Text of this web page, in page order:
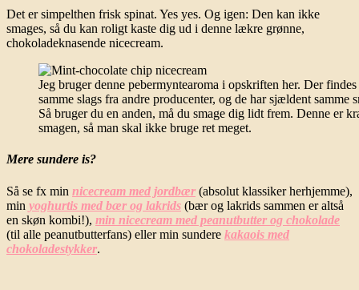
Det er simpelthen frisk spinat. Yes yes. Og igen: Den kan ikke
smages, så du kan roligt kaste dig ud i denne lækre grønne,
chokoladeknasende nicecream.
Jeg bruger denne pebermyntearoma i opskriften her. Der
samme slags fra andre producenter, og de har sjældent samme
Så bruger du en anden, må du smage dig lidt frem. Denne er
smagen, så man skal ikke bruge ret meget.
Mere sundere is?
Så se fx min nicecream med jordbær (absolut klassiker herhjemme),
min yoghurtis med bær og lakrids (bær og lakrids sammen er altså
en skøn kombi!), min nicecream med peanutbutter og chokolade
(til alle peanutbutterfans) eller min sundere kakaois med
chokoladestykker.